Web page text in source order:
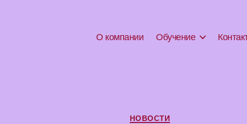
О компании Обучение
Рубрики
НОВОСТИ